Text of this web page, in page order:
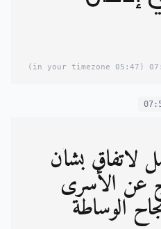
(05:47 in your timezone)
لاتفاق بشأن
عن الأسرى
الوساطة